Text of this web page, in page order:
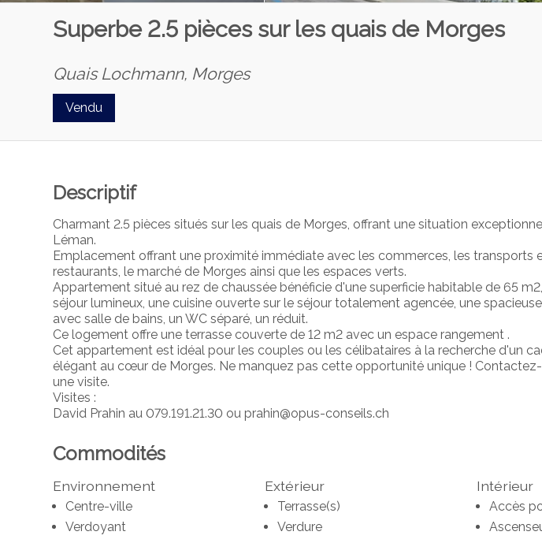
Superbe 2.5 pièces sur les quais de Morges
Quais Lochmann, Morges
Vendu
Descriptif
Charmant 2.5 pièces situés sur les quais de Morges, offrant une situation
Léman.
Emplacement offrant une proximité immédiate avec les commerces, les transports
restaurants, le marché de Morges ainsi que les espaces verts.
Appartement situé au rez de chaussée bénéficie d'une superficie habitable de 65
séjour lumineux, une cuisine ouverte sur le séjour totalement agencée, une
avec salle de bains, un WC séparé, un réduit.
Ce logement offre une terrasse couverte de 12 m2 avec un espace rangement .
Cet appartement est idéal pour les couples ou les célibataires à la recherche d'un
élégant au cœur de Morges. Ne manquez pas cette opportunité unique !
une visite.
Visites :
David Prahin au 079.191.21.30 ou prahin@opus-conseils.ch
Commodités
Environnement
Centre-ville
Verdoyant
Extérieur
Terrasse(s)
Verdure
Intérieur
Accès